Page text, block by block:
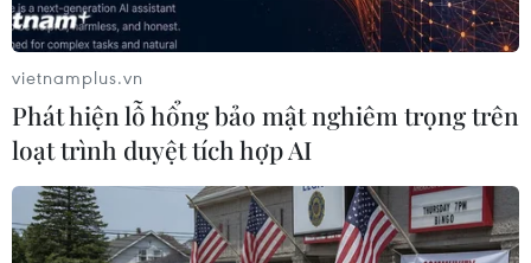
vietnamplus.vn
Phát hiện lỗ hổng bảo mật nghiêm trọng trên
loạt trình duyệt tích hợp AI